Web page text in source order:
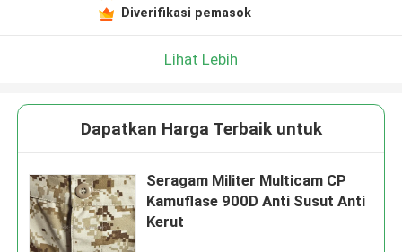
Diverifikasi pemasok
Lihat Lebih
Dapatkan Harga Terbaik untuk
Seragam Militer Multicam CP
Kamuflase 900D Anti Susut Anti
Kerut